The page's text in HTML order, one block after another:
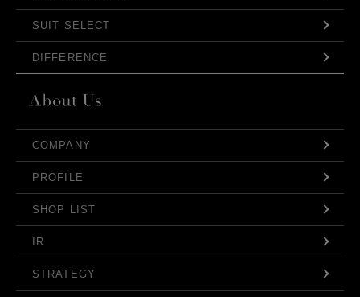
SUIT SELECT
DIFFERENCE
COMPANY
PROFILE
SHOP LIST
IR
STRATEGY